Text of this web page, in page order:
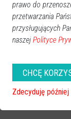
prawo do
przetwarzania
przysługujących
naszej Polityce
CHCĘ
Zdecyduję później